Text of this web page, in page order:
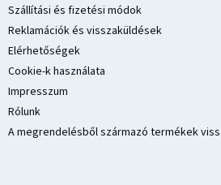
Szállítási és fizetési módok
Reklamációk és visszaküldések
Elérhetőségek
Cookie-k használata
Impresszum
Rólunk
A megrendelésből származó termékek